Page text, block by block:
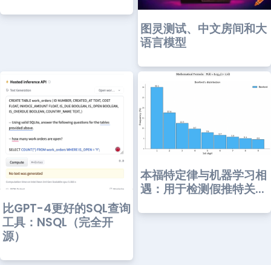
图灵测试、中文房间和大
语言模型
比GPT-4更好的SQL查询
工具：NSQL（完全开
源）
本福特定律与机器学习相
遇：用于检测假推特关...